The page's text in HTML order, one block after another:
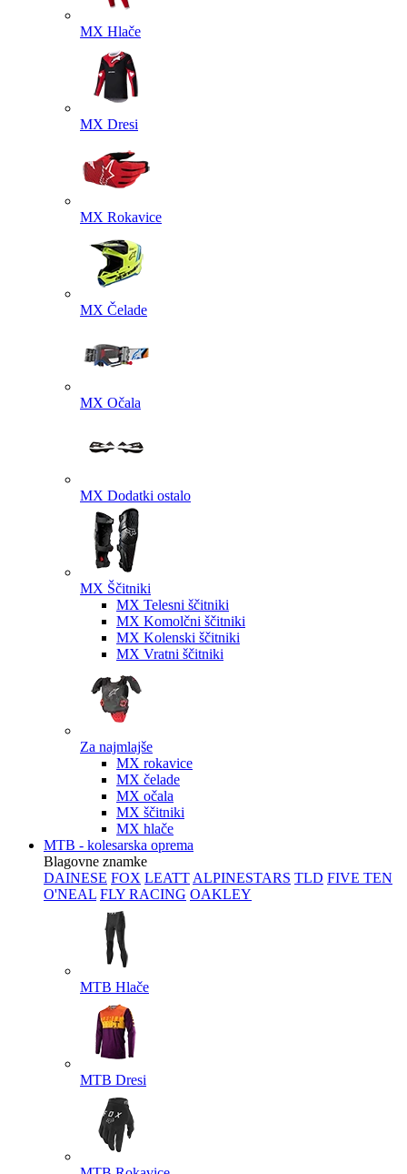
MX Hlače
MX Dresi
MX Rokavice
MX Čelade
MX Očala
MX Dodatki ostalo
MX Ščitniki
MX Telesni ščitniki
MX Komolčni ščitniki
MX Kolenski ščitniki
MX Vratni ščitniki
Za najmlajše
MX rokavice
MX čelade
MX očala
MX ščitniki
MX hlače
MTB - kolesarska oprema
Blagovne znamke
DAINESE FOX LEATT ALPINESTARS TLD FIVE TEN
O'NEAL FLY RACING OAKLEY
MTB Hlače
MTB Dresi